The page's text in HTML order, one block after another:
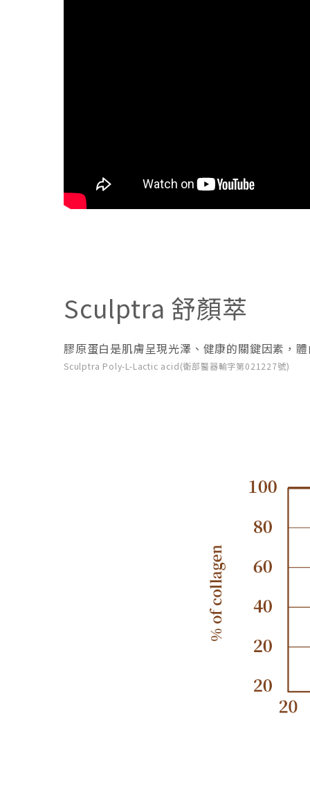
Sculptra 舒顏萃
膠原蛋白是肌膚呈現光澤、健康的關鍵因素，
Sculptra Poly-L-Lactic acid(衛部醫器輸字第021227號)